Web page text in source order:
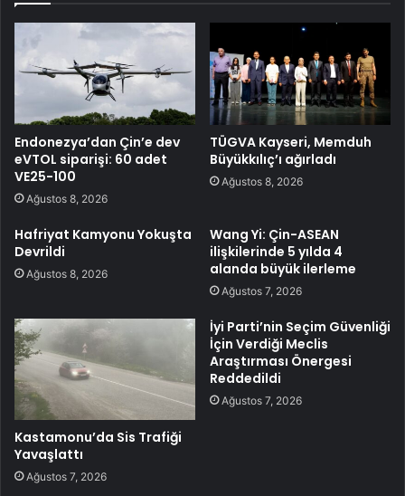
Endonezya’dan Çin’e dev
eVTOL siparişi: 60 adet
VE25-100
Ağustos 8, 2026
TÜGVA Kayseri, Memduh
Büyükkılıç’ı ağırladı
Ağustos 8, 2026
Hafriyat Kamyonu Yokuşta
Devrildi
Ağustos 8, 2026
Wang Yi: Çin-ASEAN
ilişkilerinde 5 yılda 4
alanda büyük ilerleme
Ağustos 7, 2026
Kastamonu’da Sis Trafiği
Yavaşlattı
Ağustos 7, 2026
İyi Parti’nin Seçim Güvenliği
İçin Verdiği Meclis
Araştırması Önergesi
Reddedildi
Ağustos 7, 2026